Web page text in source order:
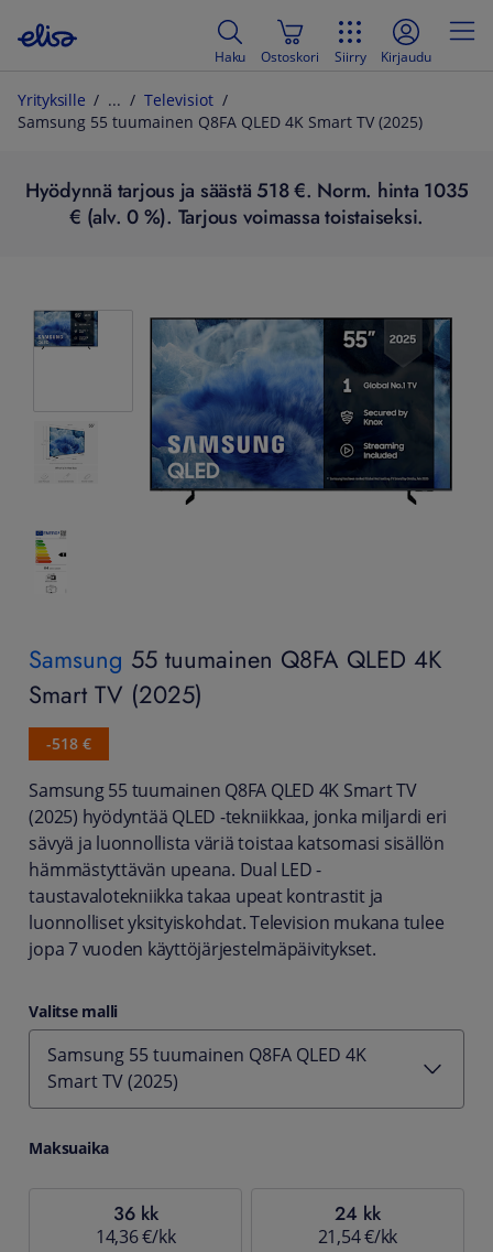
Haku Ostoskori Siirry Kirjaudu
Yrityksille
Televisiot
Samsung 55 tuumainen Q8FA QLED 4K Smart TV (2025)
Hyödynnä tarjous ja säästä 518 €. Norm. hinta 1035
€ (alv. 0 %). Tarjous voimassa toistaiseksi.
Samsung 55 tuumainen Q8FA QLED 4K
Smart TV (2025)
-518 €
Samsung 55 tuumainen Q8FA QLED 4K Smart TV
(2025) hyödyntää QLED -tekniikkaa, jonka miljardi eri
sävyä ja luonnollista väriä toistaa katsomasi sisällön
hämmästyttävän upeana. Dual LED -
taustavalotekniikka takaa upeat kontrastit ja
luonnolliset yksityiskohdat. Television mukana tulee
jopa 7 vuoden käyttöjärjestelmäpäivitykset.
Valitse malli
Samsung 55 tuumainen Q8FA QLED 4K
Smart TV (2025)
Maksuaika
36 kk
14,36 €/kk
24 kk
21,54 €/kk